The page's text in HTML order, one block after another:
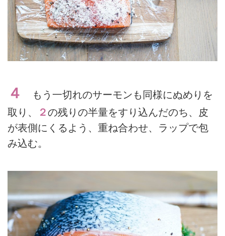
４
もう一切れのサーモンも同様にぬめりを
取り、
２の残りの半量をすり込んだのち、皮
が表側にくるよう、重ね合わせ、ラップで包
み込む。